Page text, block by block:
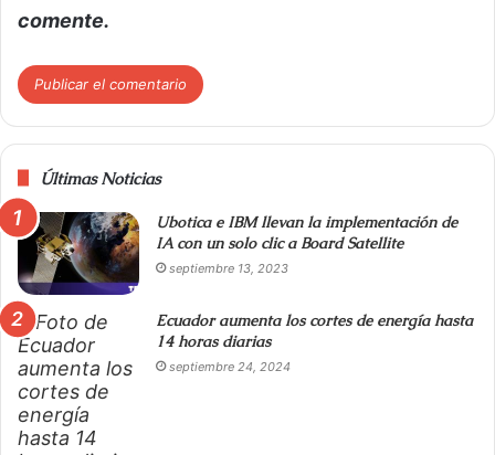
comente.
Últimas Noticias
Ubotica e IBM llevan la implementación de
IA con un solo clic a Board Satellite
septiembre 13, 2023
Ecuador aumenta los cortes de energía hasta
14 horas diarias
septiembre 24, 2024